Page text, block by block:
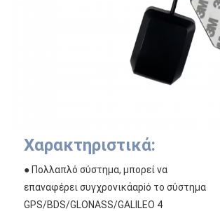
Χαρακτηριστικά:
● Πολλαπλό σύστημα, μπορεί να
επαναφέρει συγχρονικάαpiό το σύστημα
GPS/BDS/GLONASS/GALILEO 4